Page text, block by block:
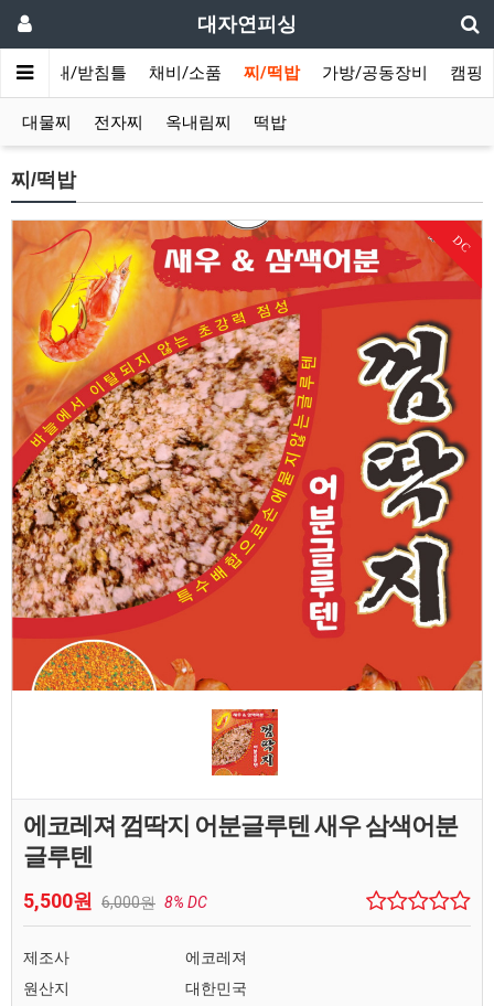
대자연피싱
자/좌대/받침틀 채비/소품 찌/떡밥 가방/공동장비 캠핑
대물찌 전자찌 옥내림찌 떡밥
찌/떡밥
DC
에코레져 껌딱지 어분글루텐 새우 삼색어분
글루텐
5,500원 6,000원 8% DC
제조사
에코레져
원산지
대한민국